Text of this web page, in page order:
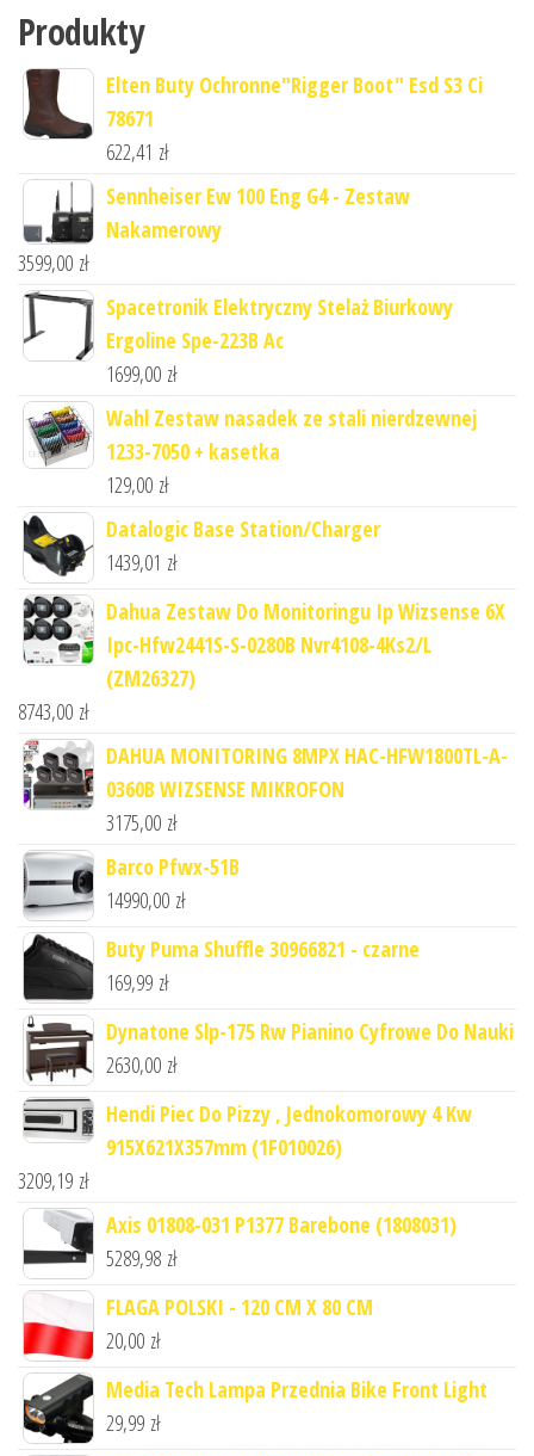
Produkty
Elten Buty Ochronne"Rigger Boot" Esd S3 Ci
78671
622,41 zł
Sennheiser Ew 100 Eng G4 - Zestaw
Nakamerowy
3599,00 zł
Spacetronik Elektryczny Stelaż Biurkowy
Ergoline Spe-223B Ac
1699,00 zł
Wahl Zestaw nasadek ze stali nierdzewnej
1233-7050 + kasetka
129,00 zł
Datalogic Base Station/Charger
1439,01 zł
Dahua Zestaw Do Monitoringu Ip Wizsense 6X
Ipc-Hfw2441S-S-0280B Nvr4108-4Ks2/L
(ZM26327)
8743,00 zł
DAHUA MONITORING 8MPX HAC-HFW1800TL-A-
0360B WIZSENSE MIKROFON
3175,00 zł
Barco Pfwx-51B
14990,00 zł
Buty Puma Shuffle 30966821 - czarne
169,99 zł
Dynatone Slp-175 Rw Pianino Cyfrowe Do Nauki
2630,00 zł
Hendi Piec Do Pizzy , Jednokomorowy 4 Kw
915X621X357mm (1F010026)
3209,19 zł
Axis 01808-031 P1377 Barebone (1808031)
5289,98 zł
FLAGA POLSKI - 120 CM X 80 CM
20,00 zł
Media Tech Lampa Przednia Bike Front Light
29,99 zł